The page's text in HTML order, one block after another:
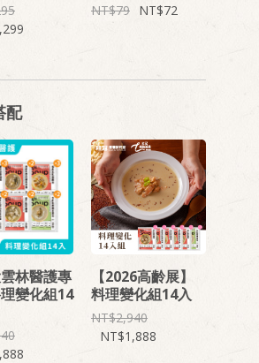
79 72
配
雲林醫護專
變化組14
【2026高齡展】
料理變化組14入
2,940
1,888